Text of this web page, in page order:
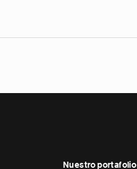
Nuestro portafolio